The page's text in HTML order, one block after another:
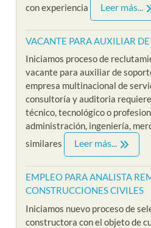
con experiencia
Leer más...
VACANTE PARA AUXILIAR
Iniciamos proceso de
vacante para auxiliar de
empresa multinacional de
consultoría y auditoria
técnico, tecnológico o
administración, ingeniería,
similares
Leer más...
EMPLEO PARA ANALISTA
CONSTRUCCIONES CIVILES
Iniciamos nuevo proceso de
constructora con el objeto de